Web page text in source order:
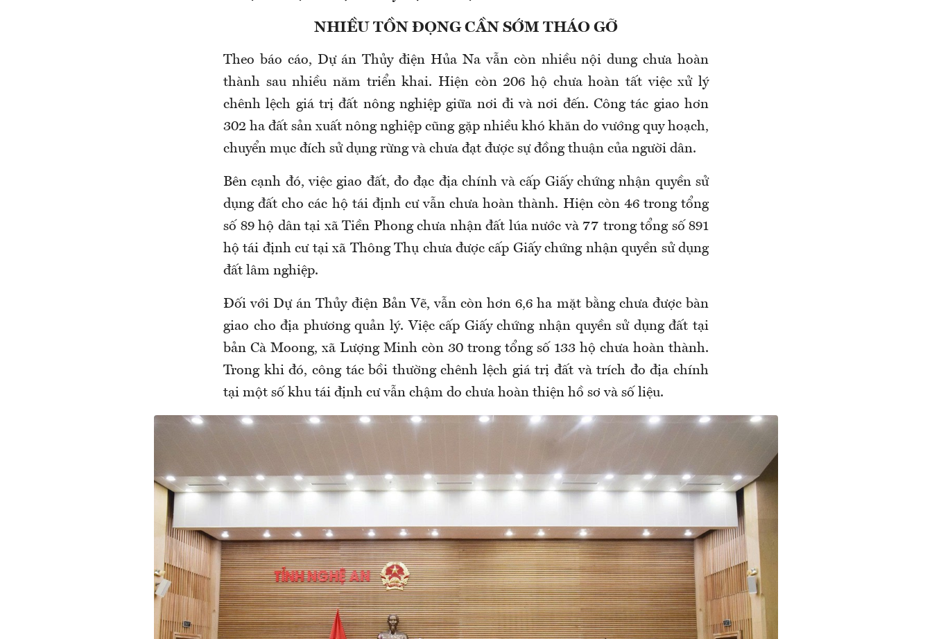
NHIỀU TỒN ĐỌNG CẦN SỚM THÁO GỠ
Theo báo cáo, Dự án Thủy điện Hủa Na vẫn còn nhiều nội dung chưa hoàn
thành sau nhiều năm triển khai. Hiện còn 206 hộ chưa hoàn tất việc xử lý
chênh lệch giá trị đất nông nghiệp giữa nơi đi và nơi đến. Công tác giao hơn
302 ha đất sản xuất nông nghiệp cũng gặp nhiều khó khăn do vướng quy hoạch,
chuyển mục đích sử dụng rừng và chưa đạt được sự đồng thuận của người dân.
Bên cạnh đó, việc giao đất, đo đạc địa chính và cấp Giấy chứng nhận quyền sử
dụng đất cho các hộ tái định cư vẫn chưa hoàn thành. Hiện còn 46 trong tổng
số 89 hộ dân tại xã Tiền Phong chưa nhận đất lúa nước và 77 trong tổng số 891
hộ tái định cư tại xã Thông Thụ chưa được cấp Giấy chứng nhận quyền sử dụng
đất lâm nghiệp.
Đối với Dự án Thủy điện Bản Vẽ, vẫn còn hơn 6,6 ha mặt bằng chưa được bàn
giao cho địa phương quản lý. Việc cấp Giấy chứng nhận quyền sử dụng đất tại
bản Cà Moong, xã Lượng Minh còn 30 trong tổng số 133 hộ chưa hoàn thành.
Trong khi đó, công tác bồi thường chênh lệch giá trị đất và trích đo địa chính
tại một số khu tái định cư vẫn chậm do chưa hoàn thiện hồ sơ và số liệu.